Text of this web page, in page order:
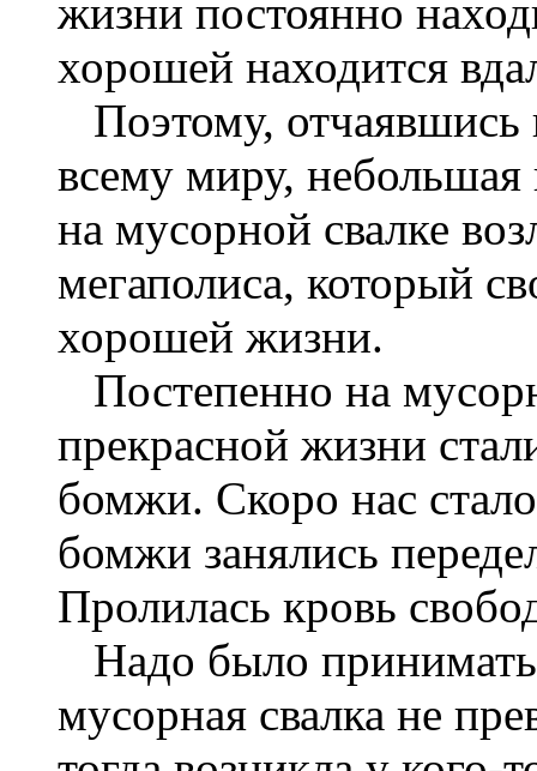
жизни постоянно
хорошей находится
Поэтому,
всему миру, небольшая
на мусорной свалке
мегаполиса, который
хорошей жизни.
Постепенно на
прекрасной жизни
бомжи. Скоро нас
бомжи занялись
Пролилась кровь
Надо было
мусорная свалка не